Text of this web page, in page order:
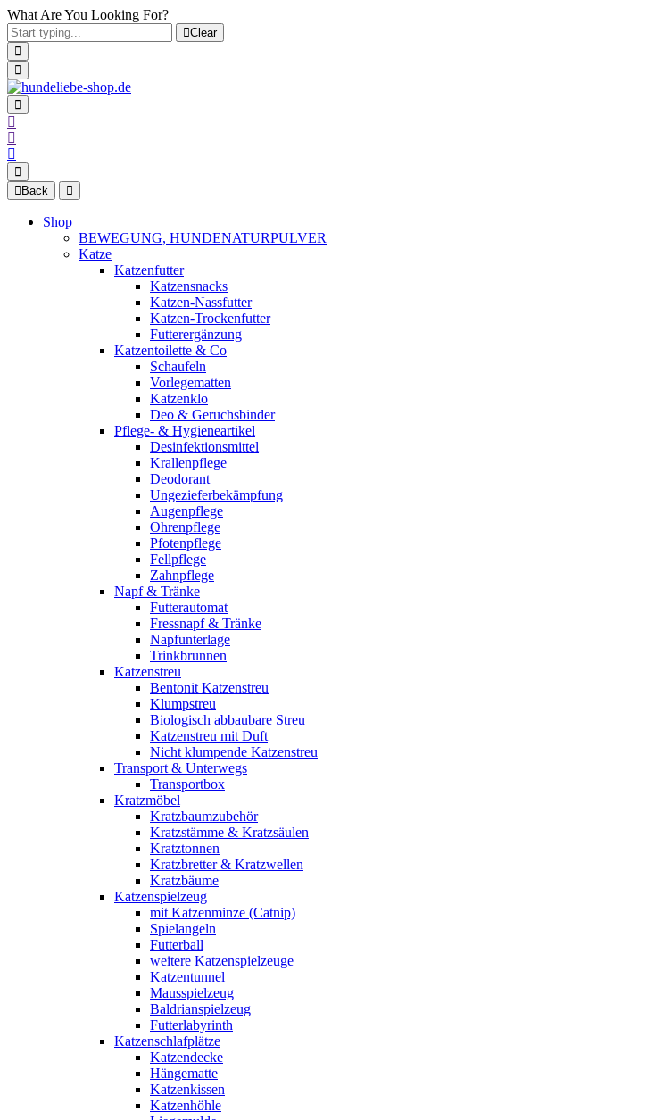
What Are You Looking For?
Clear
Back
Shop
BEWEGUNG, HUNDENATURPULVER
Katze
Katzenfutter
Katzensnacks
Katzen-Nassfutter
Katzen-Trockenfutter
Futterergänzung
Katzentoilette & Co
Schaufeln
Vorlegematten
Katzenklo
Deo & Geruchsbinder
Pflege- & Hygieneartikel
Desinfektionsmittel
Krallenpflege
Deodorant
Ungezieferbekämpfung
Augenpflege
Ohrenpflege
Pfotenpflege
Fellpflege
Zahnpflege
Napf & Tränke
Futterautomat
Fressnapf & Tränke
Napfunterlage
Trinkbrunnen
Katzenstreu
Bentonit Katzenstreu
Klumpstreu
Biologisch abbaubare Streu
Katzenstreu mit Duft
Nicht klumpende Katzenstreu
Transport & Unterwegs
Transportbox
Kratzmöbel
Kratzbaumzubehör
Kratzstämme & Kratzsäulen
Kratztonnen
Kratzbretter & Kratzwellen
Kratzbäume
Katzenspielzeug
mit Katzenminze (Catnip)
Spielangeln
Futterball
weitere Katzenspielzeuge
Katzentunnel
Mausspielzeug
Baldrianspielzeug
Futterlabyrinth
Katzenschlafplätze
Katzendecke
Hängematte
Katzenkissen
Katzenhöhle